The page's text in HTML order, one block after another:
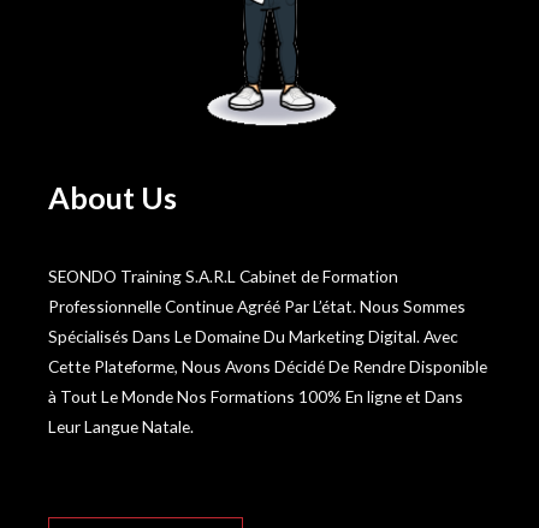
About Us
SEONDO Training S.A.R.L Cabinet de Formation
Professionnelle Continue Agréé Par L’état. Nous Sommes
Spécialisés Dans Le Domaine Du Marketing Digital. Avec
Cette Plateforme, Nous Avons Décidé De Rendre Disponible
à Tout Le Monde Nos Formations 100% En ligne et Dans
Leur Langue Natale.